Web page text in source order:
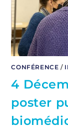
CONFÉRENCE /
4
poster